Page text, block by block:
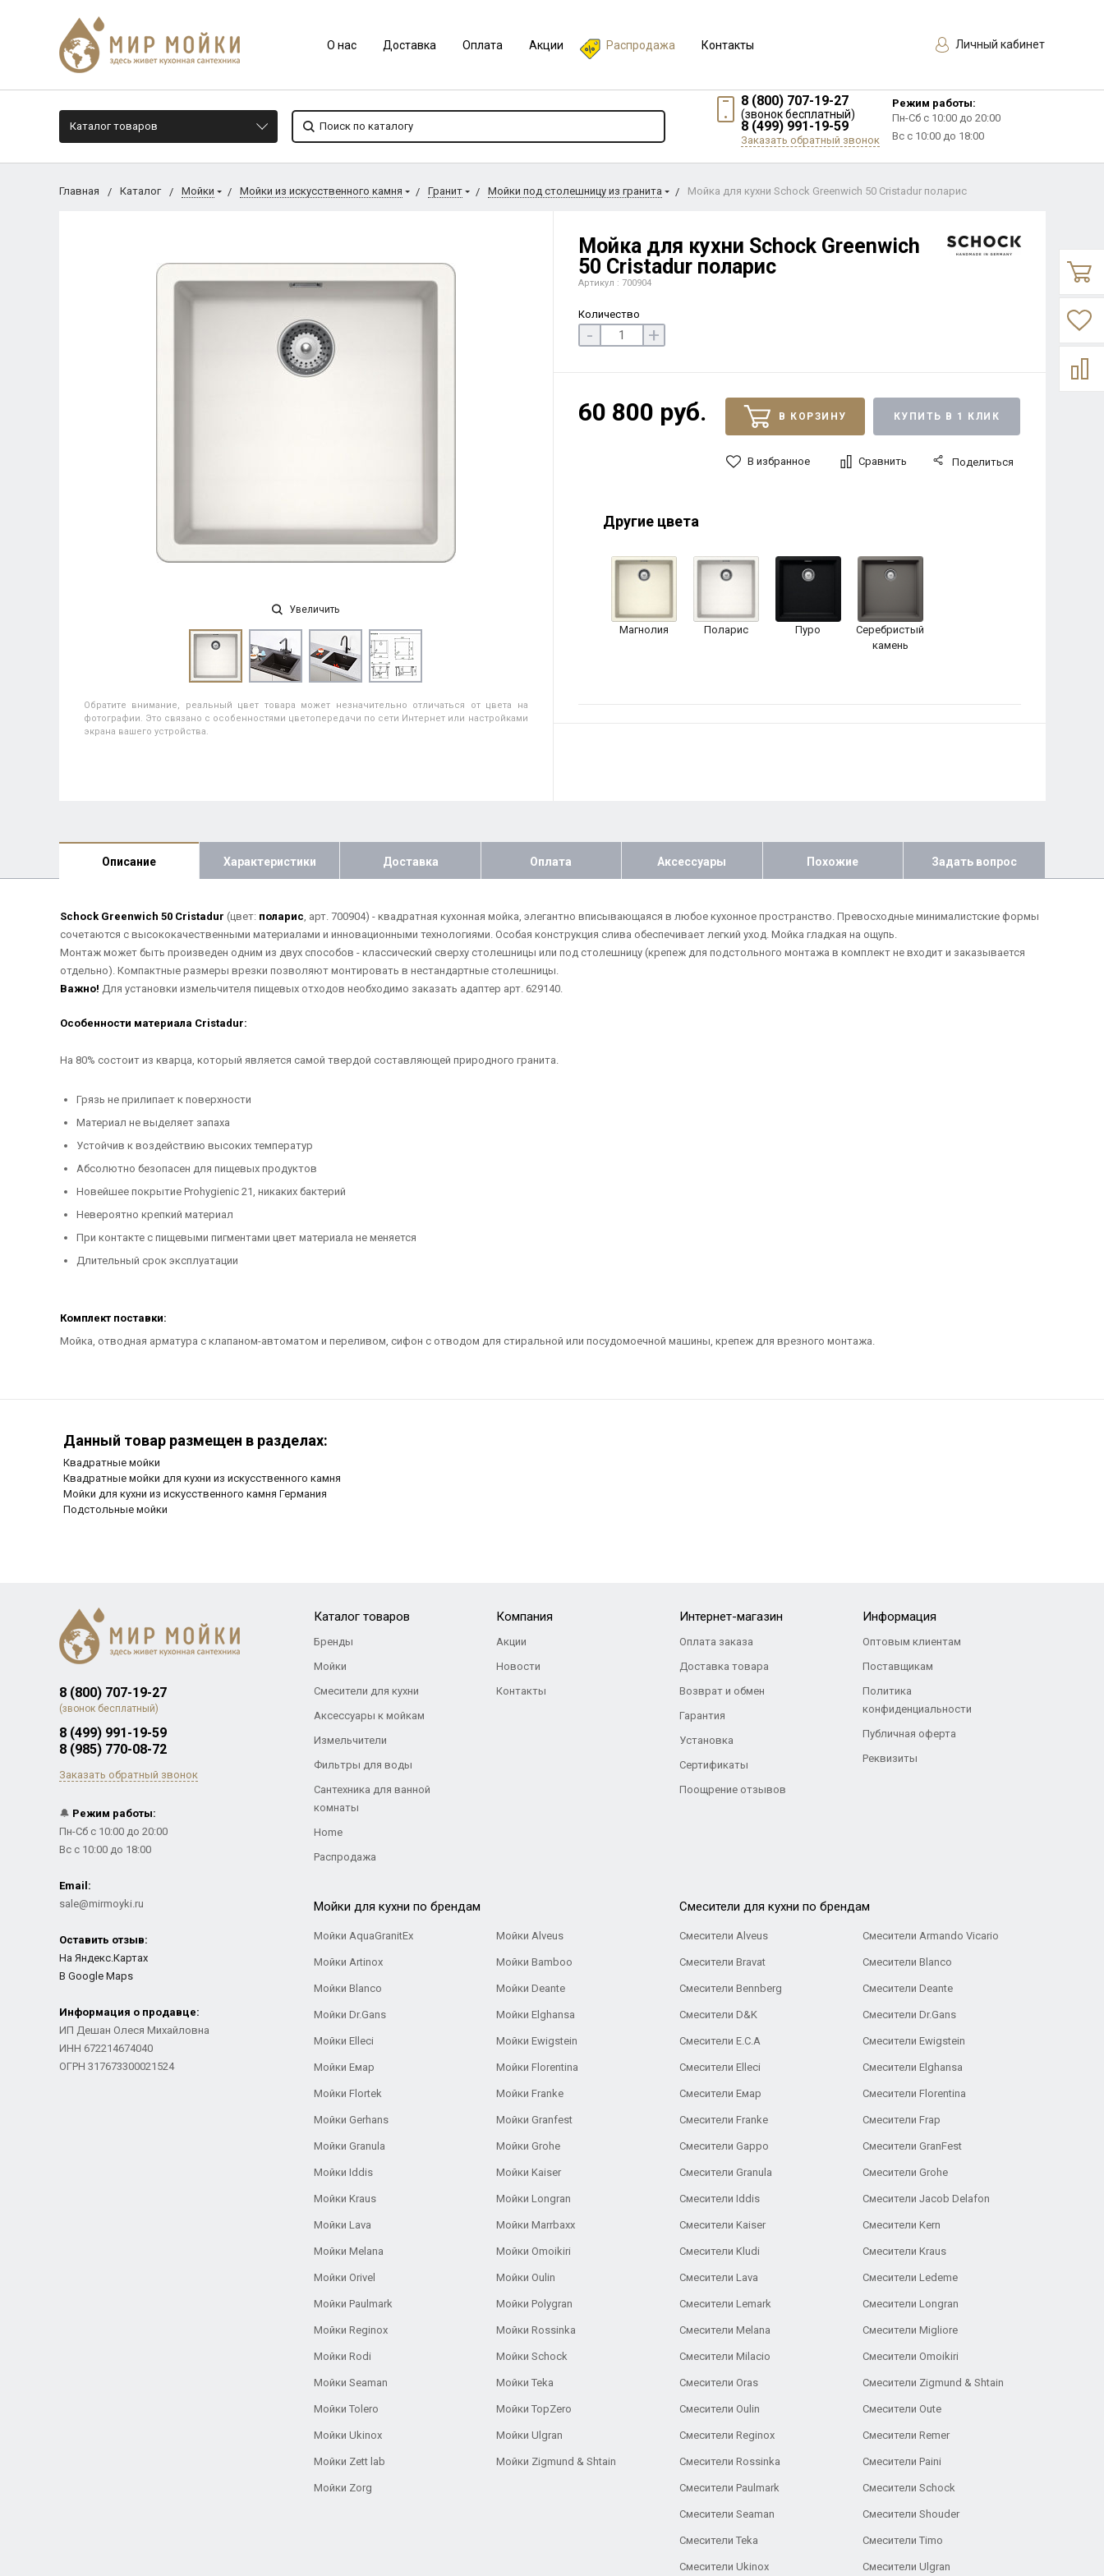
О нас Доставка Оплата Акции Распродажа Контакты Личный кабинет
Каталог товаров
8 (800) 707-19-27
(звонок бесплатный)
8 (499) 991-19-59
Заказать обратный звонок
Режим работы:
Пн-Сб с 10:00 до 20:00
Вс с 10:00 до 18:00
Главная Каталог Мойки Мойки из искусственного камня Гранит Мойки под столешницу из гранита Мойка для кухни Schock Greenwich 50 Cristadur поларис
Увеличить
Обратите внимание, реальный цвет товара может незначительно отличаться от цвета на
фотографии. Это связано с особенностями цветопередачи по сети Интернет или настройками
экрана вашего устройства.
Мойка для кухни Schock Greenwich
50 Cristadur поларис
Артикул : 700904
Количество
- +
60 800 руб. В КОРЗИНУ КУПИТЬ В 1 КЛИК
В избранное Сравнить Поделиться
Другие цвета
Магнолия Поларис Пуро
Серебристый
камень
Описание Характеристики Доставка Оплата Аксессуары Похожие Задать вопрос
Schock Greenwich 50 Cristadur (цвет: поларис, арт. 700904) - квадратная кухонная мойка, элегантно вписывающаяся в любое кухонное пространство. Превосходные минималистские формы
сочетаются с высококачественными материалами и инновационными технологиями. Особая конструкция слива обеспечивает легкий уход. Мойка гладкая на ощупь.
Монтаж может быть произведен одним из двух способов - классический сверху столешницы или под столешницу (крепеж для подстольного монтажа в комплект не входит и заказывается
отдельно). Компактные размеры врезки позволяют монтировать в нестандартные столешницы.
Важно! Для установки измельчителя пищевых отходов необходимо заказать адаптер арт. 629140.
Особенности материала Cristadur:
На 80% состоит из кварца, который является самой твердой составляющей природного гранита.
Грязь не прилипает к поверхности
Материал не выделяет запаха
Устойчив к воздействию высоких температур
Абсолютно безопасен для пищевых продуктов
Новейшее покрытие Prohygienic 21, никаких бактерий
Невероятно крепкий материал
При контакте с пищевыми пигментами цвет материала не меняется
Длительный срок эксплуатации
Комплект поставки:
Мойка, отводная арматура с клапаном-автоматом и переливом, сифон с отводом для стиральной или посудомоечной машины, крепеж для врезного монтажа.
Данный товар размещен в разделах:
Квадратные мойки
Квадратные мойки для кухни из искусственного камня
Мойки для кухни из искусственного камня Германия
Подстольные мойки
8 (800) 707-19-27
(звонок бесплатный)
8 (499) 991-19-59
8 (985) 770-08-72
Заказать обратный звонок
🔔 Режим работы:
Пн-Сб с 10:00 до 20:00
Вс с 10:00 до 18:00
Email:
sale@mirmoyki.ru
Оставить отзыв:
На Яндекс.Картах
В Google Maps
Информация о продавце:
ИП Дешан Олеся Михайловна
ИНН 672214674040
ОГРН 317673300021524
Каталог товаров
Бренды
Мойки
Смесители для кухни
Аксессуары к мойкам
Измельчители
Фильтры для воды
Сантехника для ванной
комнаты
Home
Распродажа
Компания
Акции
Новости
Контакты
Интернет-магазин
Оплата заказа
Доставка товара
Возврат и обмен
Гарантия
Установка
Сертификаты
Поощрение отзывов
Информация
Оптовым клиентам
Поставщикам
Политика
конфиденциальности
Публичная оферта
Реквизиты
Мойки для кухни по брендам
Мойки AquaGranitEx Мойки Alveus
Мойки Artinox Мойки Bamboo
Мойки Blanco Мойки Deante
Мойки Dr.Gans Мойки Elghansa
Мойки Elleci Мойки Ewigstein
Мойки Емар Мойки Florentina
Мойки Flortek Мойки Franke
Мойки Gerhans Мойки Granfest
Мойки Granula Мойки Grohe
Мойки Iddis Мойки Kaiser
Мойки Kraus Мойки Longran
Мойки Lava Мойки Marrbaxx
Мойки Melana Мойки Omoikiri
Мойки Orivel Мойки Oulin
Мойки Paulmark Мойки Polygran
Мойки Reginox Мойки Rossinka
Мойки Rodi Мойки Schock
Мойки Seaman Мойки Teka
Мойки Tolero Мойки TopZero
Мойки Ukinox Мойки Ulgran
Мойки Zett lab Мойки Zigmund & Shtain
Мойки Zorg
Cмесители для кухни по брендам
Смесители Alveus Смесители Armando Vicario
Смесители Bravat Смесители Blanco
Смесители Bennberg Смесители Deante
Смесители D&K Смесители Dr.Gans
Смесители E.C.A Cмесители Ewigstein
Смесители Elleci Смесители Elghansa
Смесители Емар Смесители Florentina
Смесители Franke Смесители Frap
Смесители Gappo Смесители GranFest
Смесители Granula Смесители Grohe
Смесители Iddis Смесители Jacob Delafon
Смесители Kaiser Смесители Kern
Смесители Kludi Смесители Kraus
Смесители Lava Смесители Ledeme
Смесители Lemark Смесители Longran
Смесители Melana Смесители Migliore
Смесители Milacio Смесители Omoikiri
Смесители Oras Смесители Zigmund & Shtain
Смесители Oulin Смесители Oute
Смесители Reginox Смесители Remer
Смесители Rossinka Смесители Paini
Смесители Paulmark Смесители Schock
Смесители Seaman Смесители Shouder
Смесители Teka Смесители Timo
Смесители Ukinox Смесители Ulgran